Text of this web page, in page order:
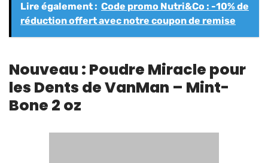
Lire également : Code promo Nutri&Co : -10% de
réduction offert avec notre coupon de remise
Nouveau : Poudre Miracle pour
les Dents de VanMan – Mint-
Bone 2 oz